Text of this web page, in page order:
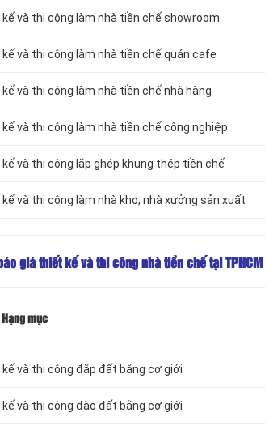
và thi công làm nhà tiền chế showroom
và thi công làm nhà tiền chế quán cafe
và thi công làm nhà tiền chế nhà hàng
và thi công làm nhà tiền chế công nghiệp
và thi công lắp ghép khung thép tiền chế
và thi công làm nhà kho, nhà xưởng sản xuất
giá thiết kế và thi công nhà tiền chế tại TPHCM
Hạng mục
và thi công đắp đất bằng cơ giới
và thi công đào đất bằng cơ giới